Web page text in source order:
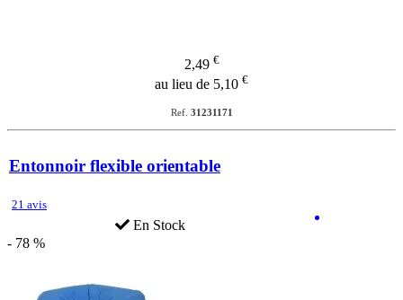
2,49 €
au lieu de 5,10 €
Ref. 31231171
Entonnoir flexible orientable
21 avis
En Stock
- 78 %